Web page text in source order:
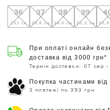
36
23,1 см
37
23,8 см
38
24,5 см
39
25,2 см 25,9
При оплаті онлайн
доставка від 3000 грн*
Термін доставки: 07 сер
Покупка частинами
3 платежі по 393 грн